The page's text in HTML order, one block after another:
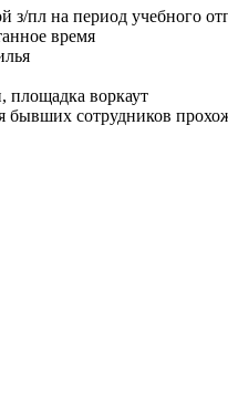
з/пл на период учебного
время
воркаут
сотрудников